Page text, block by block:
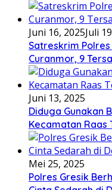
Juni 16, 2025Juli
Satreskrim
Curanmor, 9
Juni 13, 2025
Diduga Gunakan
Kecamatan Raas
Mei 25, 2025
Polres Gresik